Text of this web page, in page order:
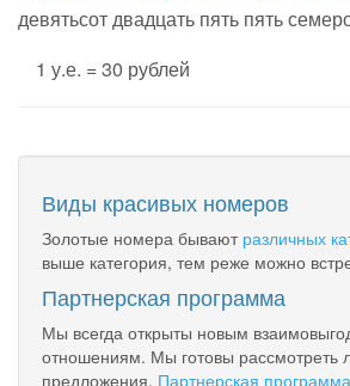
девятьсот двадцать пять пять
1 у.е. = 30 рублей
Виды красивых номеров
Золотые номера бывают различных
выше категория, тем реже можно
Партнерская программа
Мы всегда открыты новым
отношениям. Мы готовы
предложения. Партнерская программа